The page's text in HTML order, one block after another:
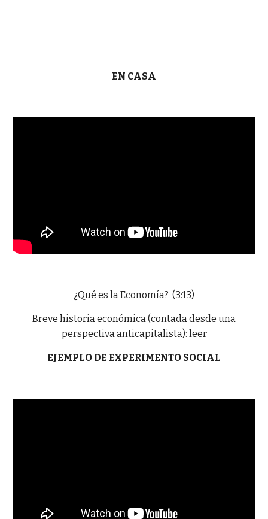
EN CASA
¿Qué es la Economía? (3:13)
Breve historia económica (contada desde una
perspectiva anticapitalista): leer
EJEMPLO DE EXPERIMENTO SOCIAL